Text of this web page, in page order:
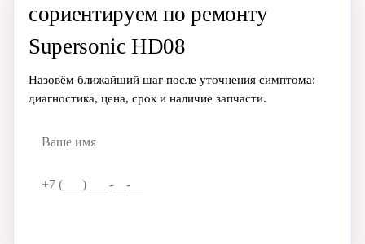
сориентируем по ремонту
Supersonic HD08
Назовём ближайший шаг после уточнения симптома:
диагностика, цена, срок и наличие запчасти.